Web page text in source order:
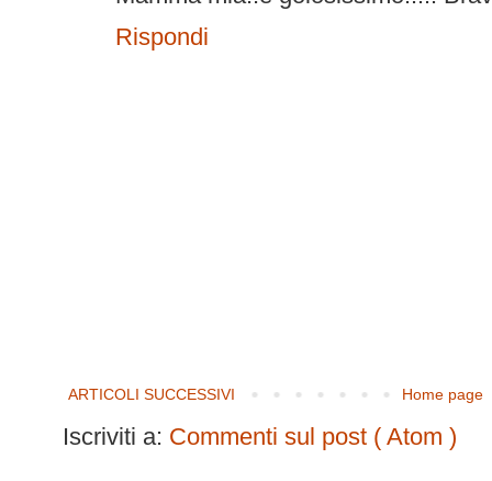
Rispondi
ARTICOLI SUCCESSIVI Home page
Iscriviti a: Commenti sul post ( Atom )